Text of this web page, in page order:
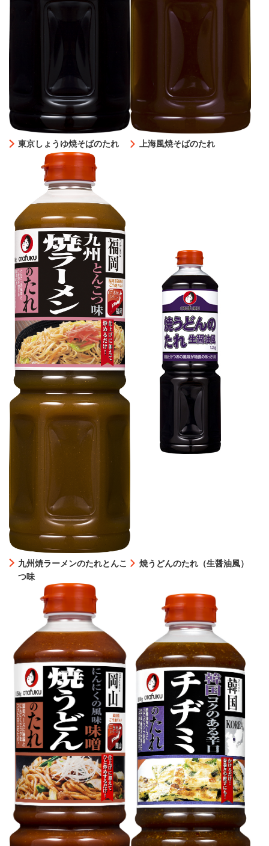
東京しょうゆ焼そばのたれ 上海風焼そばのたれ
九州焼ラーメンのたれとんこ
つ味
焼うどんのたれ（生醤油風）